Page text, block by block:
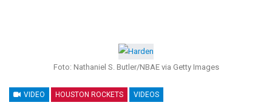
Foto: Nathaniel S. Butler/NBAE via Getty Images
VIDEO HOUSTON ROCKETS VIDEOS